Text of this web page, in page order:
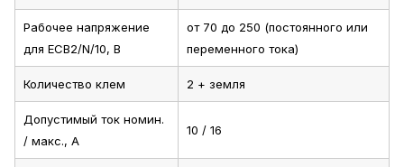
Рабочее напряжение
для ECB2/N/10, В
от 70 до 250 (постоянного или
переменного тока)
Количество клем 2 + земля
Допустимый ток номин.
/ макс., А
10 / 16